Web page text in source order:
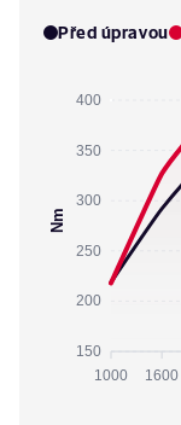
Před úpravou
400
350
300
250
200
150
Nm
1000 1600